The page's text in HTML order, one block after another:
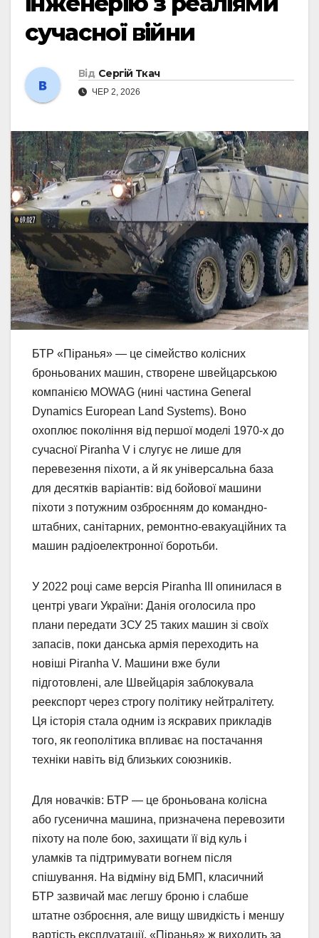
сучасної війни
Від Сергій Ткач
ЧЕР 2, 2026
БТР «Піранья» — це сімейство колісних
броньованих машин, створене швейцарською
компанією MOWAG (нині частина General
Dynamics European Land Systems). Воно
охоплює покоління від першої моделі 1970-х до
сучасної Piranha V і слугує не лише для
перевезення піхоти, а й як універсальна база
для десятків варіантів: від бойової машини
піхоти з потужним озброєнням до командно-
штабних, санітарних, ремонтно-евакуаційних та
машин радіоелектронної боротьби.
У 2022 році саме версія Piranha III опинилася в
центрі уваги України: Данія оголосила про
плани передати ЗСУ 25 таких машин зі своїх
запасів, поки данська армія переходить на
новіші Piranha V. Машини вже були
підготовлені, але Швейцарія заблокувала
реекспорт через строгу політику нейтралітету.
Ця історія стала одним із яскравих прикладів
того, як геополітика впливає на постачання
техніки навіть від близьких союзників.
Для новачків: БТР — це броньована колісна
або гусенична машина, призначена перевозити
піхоту на поле бою, захищати її від куль і
уламків та підтримувати вогнем після
спішування. На відміну від БМП, класичний
БТР зазвичай має легшу броню і слабше
штатне озброєння, але вищу швидкість і меншу
вартість експлуатації. «Піранья» ж виходить за